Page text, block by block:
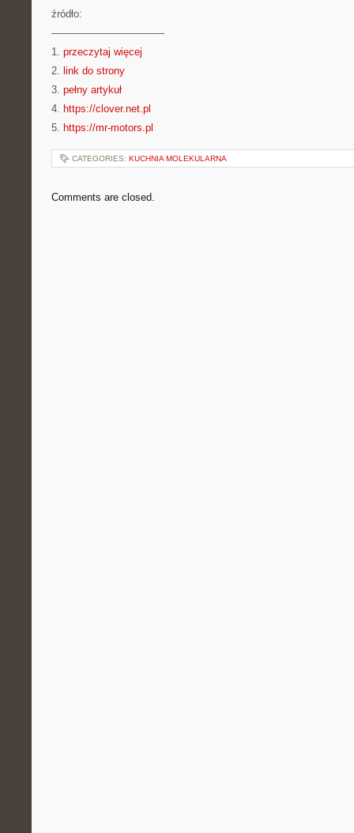
źródło:
———————————
1. przeczytaj więcej
2. link do strony
3. pełny artykuł
4. https://clover.net.pl
5. https://mr-motors.pl
CATEGORIES: KUCHNIA MOLEKULARNA
Comments are closed.